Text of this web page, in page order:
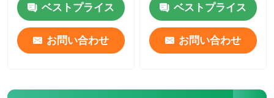
ベストプライス
お問い合わせ
ベストプライス
お問い合わせ